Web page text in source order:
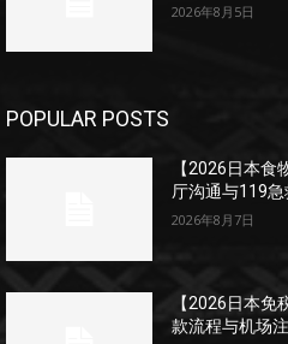
2026年8月5日
POPULAR POSTS
【2026日本食
厅沟通与119急
2026年8月7日
【2026日本
款流程与机场